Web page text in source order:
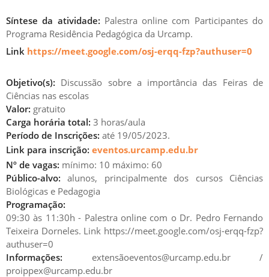
através de
Feiras de
Ciências
INÍCIO
20
09:30h
TÉRMINO
11:30h
Síntese da atividade: Palestra online com Participantes do
Programa Residência Pedagógica da Urcamp.
Link https://meet.google.com/osj-erqq-fzp?authuser=0
Objetivo(s): Discussão sobre a importância das Feiras de
Ciências nas escolas
Valor: gratuito
Carga horária total: 3 horas/aula
Período de Inscrições: até 19/05/2023.
Link para inscrição: eventos.urcamp.edu.br
Nº de vagas: mínimo: 10 máximo: 60
Público-alvo: alunos, principalmente dos cursos Ciências
Biológicas e Pedagogia
Programação:
09:30 às 11:30h - Palestra online com o Dr. Pedro Fernando
Teixeira Dorneles. Link https://meet.google.com/osj-erqq-fzp?
authuser=0
Informações: extensãoeventos@urcamp.edu.br /
proippex@urcamp.edu.br